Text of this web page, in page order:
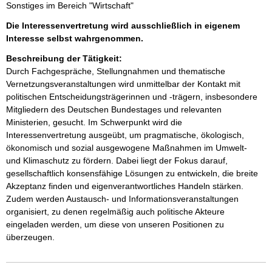
Sonstiges im Bereich "Wirtschaft"
Die Interessenvertretung wird ausschließlich in eigenem
Interesse selbst wahrgenommen.
Beschreibung der Tätigkeit:
Durch Fachgespräche, Stellungnahmen und thematische
Vernetzungsveranstaltungen wird unmittelbar der Kontakt mit
politischen Entscheidungsträgerinnen und -trägern, insbesondere
Mitgliedern des Deutschen Bundestages und relevanten
Ministerien, gesucht. Im Schwerpunkt wird die
Interessenvertretung ausgeübt, um pragmatische, ökologisch,
ökonomisch und sozial ausgewogene Maßnahmen im Umwelt-
und Klimaschutz zu fördern. Dabei liegt der Fokus darauf,
gesellschaftlich konsensfähige Lösungen zu entwickeln, die breite
Akzeptanz finden und eigenverantwortliches Handeln stärken.
Zudem werden Austausch- und Informationsveranstaltungen
organisiert, zu denen regelmäßig auch politische Akteure
eingeladen werden, um diese von unseren Positionen zu
überzeugen.